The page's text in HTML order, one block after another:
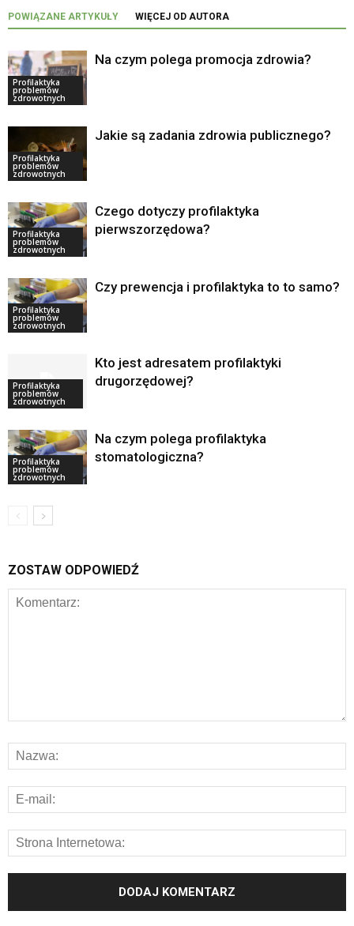
POWIĄZANE ARTYKUŁY WIĘCEJ OD AUTORA
Profilaktyka
problemów
zdrowotnych
Na czym polega promocja zdrowia?
Profilaktyka
problemów
zdrowotnych
Jakie są zadania zdrowia publicznego?
Profilaktyka
problemów
zdrowotnych
Czego dotyczy profilaktyka
pierwszorzędowa?
Profilaktyka
problemów
zdrowotnych
Czy prewencja i profilaktyka to to samo?
Profilaktyka
problemów
zdrowotnych
Kto jest adresatem profilaktyki
drugorzędowej?
Profilaktyka
problemów
zdrowotnych
Na czym polega profilaktyka
stomatologiczna?
ZOSTAW ODPOWIEDŹ